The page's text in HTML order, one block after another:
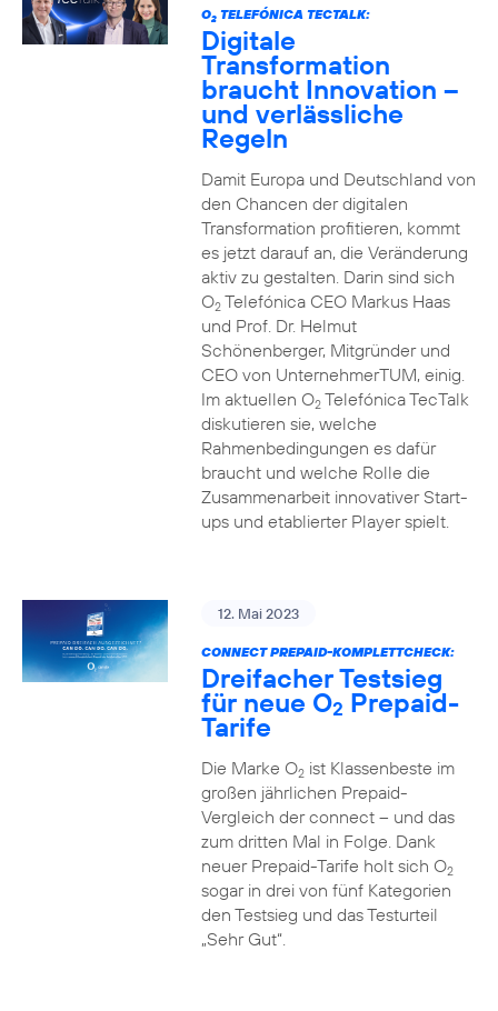
O2TELEFÓNICA TECTALK:
Digitale
Transformation
braucht Innovation –
und verlässliche
Regeln
Damit Europa und Deutschland von
den Chancen der digitalen
Transformation profitieren, kommt
es jetzt darauf an, die Veränderung
aktiv zu gestalten. Darin sind sich
O2Telefónica CEO Markus Haas
und Prof. Dr. Helmut
Schönenberger, Mitgründer und
CEO von UnternehmerTUM, einig.
Im aktuellen O2Telefónica TecTalk
diskutieren sie, welche
Rahmenbedingungen es dafür
braucht und welche Rolle die
Zusammenarbeit innovativer Start-
ups und etablierter Player spielt.
12. Mai 2023
CONNECT PREPAID-KOMPLETTCHECK:
Dreifacher Testsieg
für neue O2 Prepaid-
Tarife
Die Marke O2ist Klassenbeste im
großen jährlichen Prepaid-
Vergleich der connect – und das
zum dritten Mal in Folge. Dank
neuer Prepaid-Tarife holt sich O2
sogar in drei von fünf Kategorien
den Testsieg und das Testurteil
„Sehr Gut“.